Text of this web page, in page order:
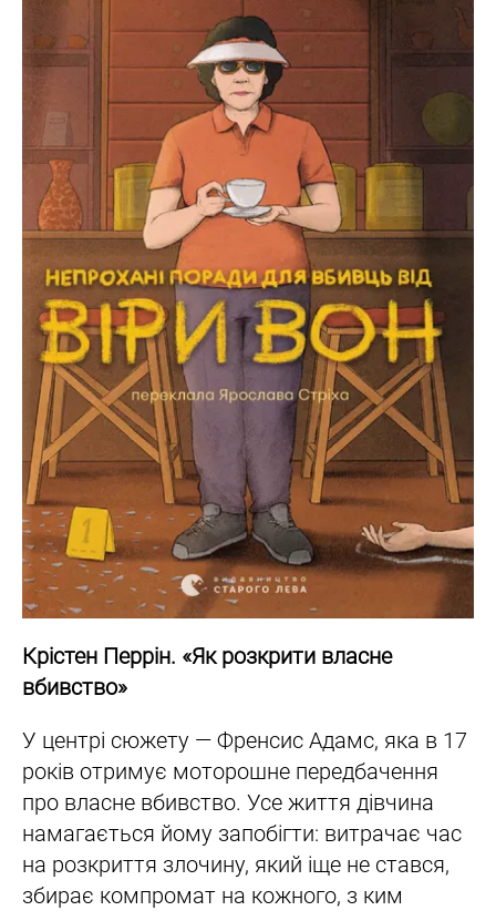
Крістен Перрін. «Як розкрити власне
вбивство»
У центрі сюжету — Френсис Адамс, яка в 17
років отримує моторошне передбачення
про власне вбивство. Усе життя дівчина
намагається йому запобігти: витрачає час
на розкриття злочину, який іще не стався,
збирає компромат на кожного, з ким